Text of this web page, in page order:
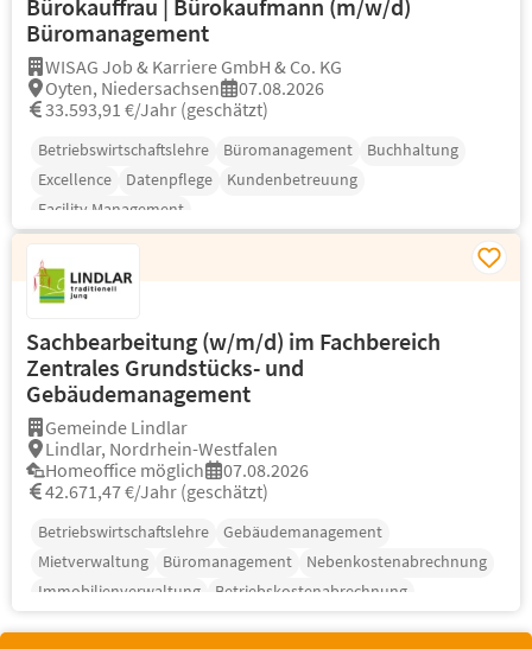
Bürokauffrau | Bürokaufmann (m/w/d)
Büromanagement
WISAG Job & Karriere GmbH & Co. KG
Oyten, Niedersachsen
07.08.2026
33.593,91 €/Jahr (geschätzt)
Betriebswirtschaftslehre Büromanagement
Buchhaltung
Excellence
Datenpflege
Kundenbetreuung
Facility Management
Sachbearbeitung (w/m/d) im Fachbereich
Zentrales Grundstücks- und
Gebäudemanagement
Gemeinde Lindlar
Lindlar, Nordrhein-Westfalen
Homeoffice möglich
07.08.2026
42.671,47 €/Jahr (geschätzt)
Betriebswirtschaftslehre
Gebäudemanagement
Mietverwaltung
Büromanagement
Nebenkostenabrechnung
Immobilienverwaltung
Betriebskostenabrechnung